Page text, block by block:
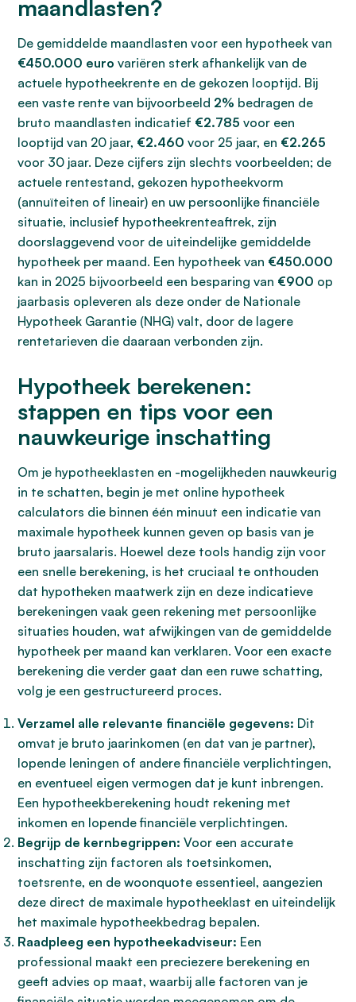
maandlasten?
De gemiddelde maandlasten voor een hypotheek van
€450.000 euro variëren sterk afhankelijk van de
actuele hypotheekrente en de gekozen looptijd. Bij
een vaste rente van bijvoorbeeld 2% bedragen de
bruto maandlasten indicatief €2.785 voor een
looptijd van 20 jaar, €2.460 voor 25 jaar, en €2.265
voor 30 jaar. Deze cijfers zijn slechts voorbeelden; de
actuele rentestand, gekozen hypotheekvorm
(annuïteiten of lineair) en uw persoonlijke financiële
situatie, inclusief hypotheekrenteaftrek, zijn
doorslaggevend voor de uiteindelijke gemiddelde
hypotheek per maand. Een hypotheek van €450.000
kan in 2025 bijvoorbeeld een besparing van €900 op
jaarbasis opleveren als deze onder de Nationale
Hypotheek Garantie (NHG) valt, door de lagere
rentetarieven die daaraan verbonden zijn.
Hypotheek berekenen:
stappen en tips voor een
nauwkeurige inschatting
Om je hypotheeklasten en -mogelijkheden nauwkeurig
in te schatten, begin je met online hypotheek
calculators die binnen één minuut een indicatie van
maximale hypotheek kunnen geven op basis van je
bruto jaarsalaris. Hoewel deze tools handig zijn voor
een snelle berekening, is het cruciaal te onthouden
dat hypotheken maatwerk zijn en deze indicatieve
berekeningen vaak geen rekening met persoonlijke
situaties houden, wat afwijkingen van de gemiddelde
hypotheek per maand kan verklaren. Voor een exacte
berekening die verder gaat dan een ruwe schatting,
volg je een gestructureerd proces.
Verzamel alle relevante financiële gegevens: Dit
omvat je bruto jaarinkomen (en dat van je partner),
lopende leningen of andere financiële verplichtingen,
en eventueel eigen vermogen dat je kunt inbrengen.
Een hypotheekberekening houdt rekening met
inkomen en lopende financiële verplichtingen.
Begrijp de kernbegrippen: Voor een accurate
inschatting zijn factoren als toetsinkomen,
toetsrente, en de woonquote essentieel, aangezien
deze direct de maximale hypotheeklast en uiteindelijk
het maximale hypotheekbedrag bepalen.
Raadpleeg een hypotheekadviseur: Een
professional maakt een preciezere berekening en
geeft advies op maat, waarbij alle factoren van je